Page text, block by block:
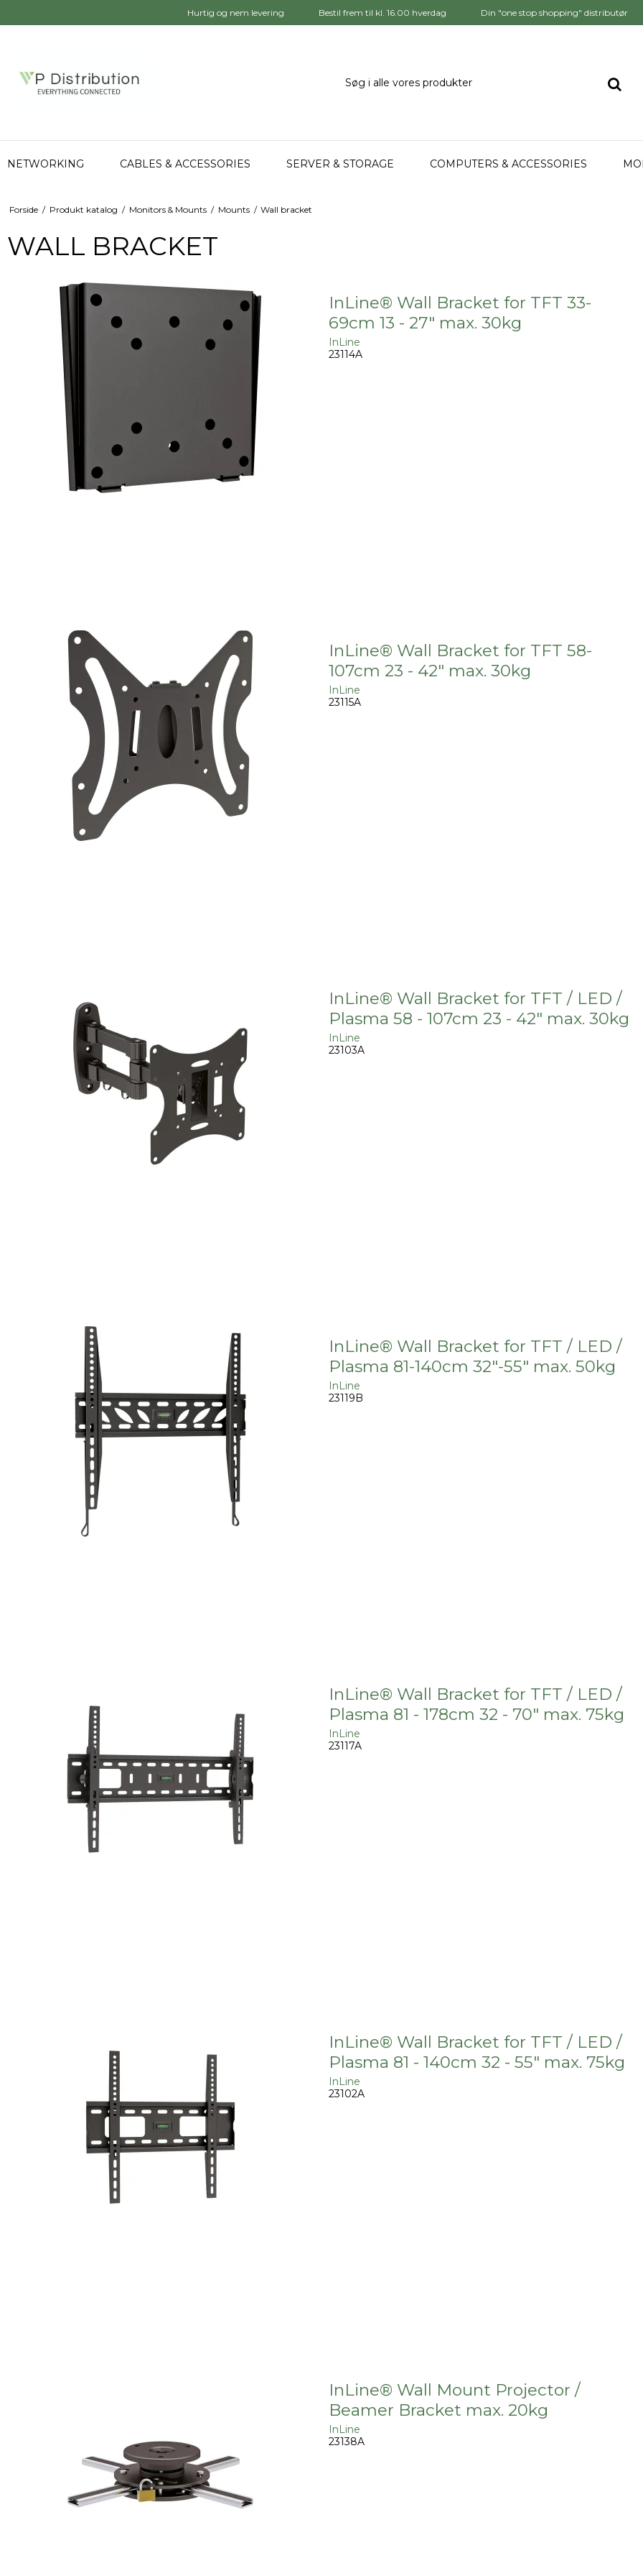
Hurtig og nem levering Bestil frem til kl. 16.00 hverdag Din "one stop shopping" distributør
NETWORKING CABLES & ACCESSORIES SERVER & STORAGE COMPUTERS & ACCESSORIES
Forside / Produkt katalog / Monitors & Mounts / Mounts / Wall bracket
WALL BRACKET
InLine® Wall Bracket for TFT 33-
69cm 13 - 27" max. 30kg
InLine
23114A
InLine® Wall Bracket for TFT 58-
107cm 23 - 42" max. 30kg
InLine
23115A
InLine® Wall Bracket for TFT / LED /
Plasma 58 - 107cm 23 - 42" max. 30kg
InLine
23103A
InLine® Wall Bracket for TFT / LED /
Plasma 81-140cm 32"-55" max. 50kg
InLine
23119B
InLine® Wall Bracket for TFT / LED /
Plasma 81 - 178cm 32 - 70" max. 75kg
InLine
23117A
InLine® Wall Bracket for TFT / LED /
Plasma 81 - 140cm 32 - 55" max. 75kg
InLine
23102A
InLine® Wall Mount Projector /
Beamer Bracket max. 20kg
InLine
23138A